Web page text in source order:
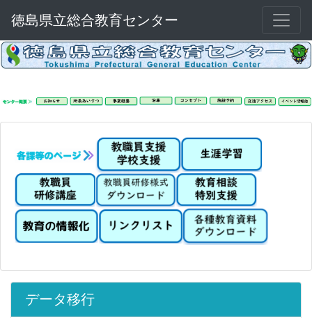
徳島県立総合教育センター
データ移行